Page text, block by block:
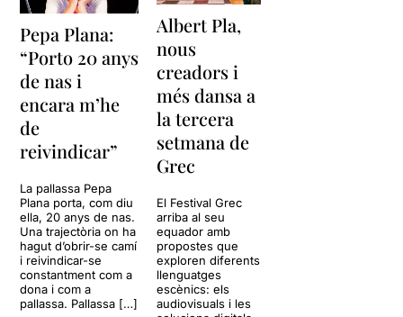
Pepa Plana:
“Porto 20 anys
de nas i
encara m’he
de
reivindicar”
La pallassa Pepa
Plana porta, com diu
ella, 20 anys de nas.
Una trajectòria on ha
hagut d’obrir-se camí
i reivindicar-se
constantment com a
dona i com a
pallassa. Pallassa […]
Albert Pla,
nous
creadors i
més dansa a
la tercera
setmana de
Grec
El Festival Grec
arriba al seu
equador amb
propostes que
exploren diferents
llenguatges
escènics: els
audiovisuals i les